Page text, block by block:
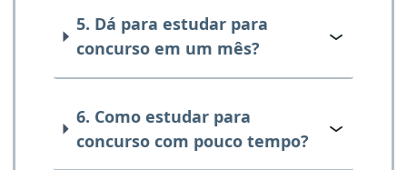
5. Dá para estudar para
concurso em um mês?
6. Como estudar para
concurso com pouco tempo?